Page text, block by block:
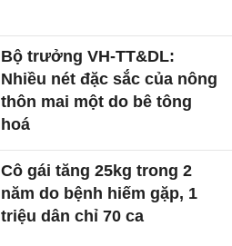
Bộ trưởng VH-TT&DL:
Nhiều nét đặc sắc của nông
thôn mai một do bê tông
hoá
Cô gái tăng 25kg trong 2
năm do bệnh hiếm gặp, 1
triệu dân chỉ 70 ca